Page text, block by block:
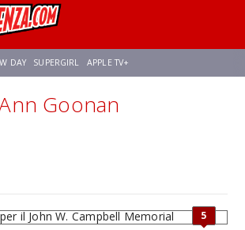
DAY SUPERGIRL APPLE TV+
ZENDAYA STAR TREK AVENGERS: DOOMSDAY
Goonan
5